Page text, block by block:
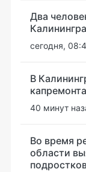
Два
сегодня,
В
40 минут
Во время
области